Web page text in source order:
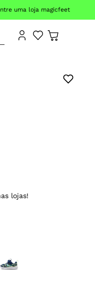
uma loja magicfeet
lojas!